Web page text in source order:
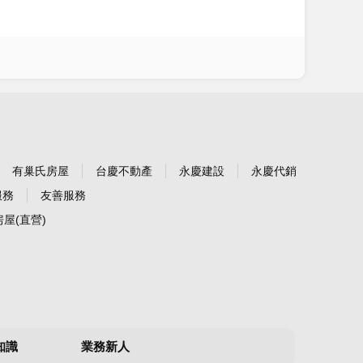
有巢氏房屋 台慶不動產 永慶建設
永慶代銷
友善服務
屋(直營)
識 業務新人